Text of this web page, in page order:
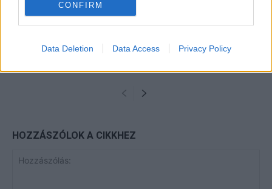
CONFIRM
Data Deletion Data Access Privacy Policy
Clayton-ügy
HOZZÁSZÓLOK A CIKKHEZ